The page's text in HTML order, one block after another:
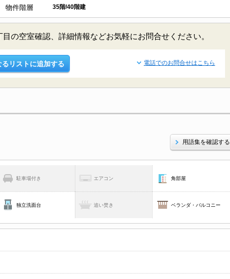
物件階層 35階/40階建
の空室確認、詳細情報などお気軽にお問合せください。
るリストに追加する 電話でのお問合せはこちら
用語集を確認する
駐車場付き エアコン 角部屋
独立洗面台 追い焚き ベランダ・バルコニー